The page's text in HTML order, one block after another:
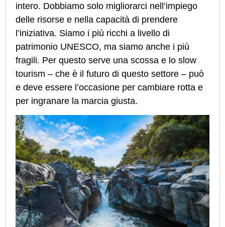
intero. Dobbiamo solo migliorarci nell’impiego
delle risorse e nella capacità di prendere
l’iniziativa. Siamo i più ricchi a livello di
patrimonio UNESCO, ma siamo anche i più
fragili. Per questo serve una scossa e lo slow
tourism – che è il futuro di questo settore – può
e deve essere l’occasione per cambiare rotta e
per ingranare la marcia giusta.